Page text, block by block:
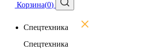
Корзина(0)
Спецтехника
Спецтехника